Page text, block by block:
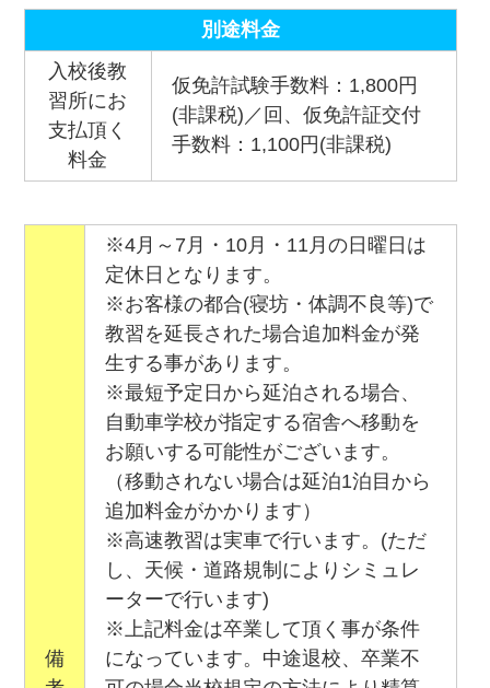
別途料金
入校後教
習所にお
支払頂く
料金
仮免許試験手数料：1,800円
(非課税)／回、仮免許証交付
手数料：1,100円(非課税)
備
※4月～7月・10月・11月の日曜日は
定休日となります。
※お客様の都合(寝坊・体調不良等)で
教習を延長された場合追加料金が発
生する事があります。
※最短予定日から延泊される場合、
自動車学校が指定する宿舎へ移動を
お願いする可能性がございます。
（移動されない場合は延泊1泊目から
追加料金がかかります）
※高速教習は実車で行います。(ただ
し、天候・道路規制によりシミュレ
ーターで行います)
※上記料金は卒業して頂く事が条件
になっています。中途退校、卒業不